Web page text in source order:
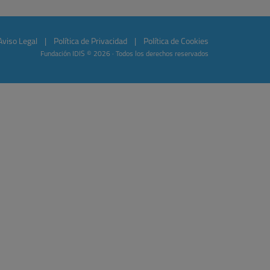
Legal Política de Privacidad Política de Cookies
Fundación IDIS © 2026 · Todos los derechos reservados